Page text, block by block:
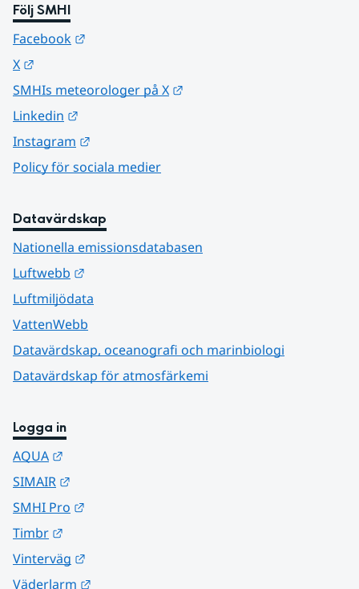
Följ SMHI
Facebook
X
SMHIs meteorologer på X
Linkedin
Instagram
Policy för sociala medier
Datavärdskap
Nationella emissionsdatabasen
Luftwebb
Luftmiljödata
VattenWebb
Datavärdskap, oceanografi och marinbiologi
Datavärdskap för atmosfärkemi
Logga in
AQUA
SIMAIR
SMHI Pro
Timbr
Vinterväg
Väderlarm